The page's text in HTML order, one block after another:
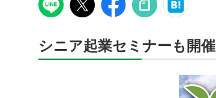
シニア起業セミナーも開催